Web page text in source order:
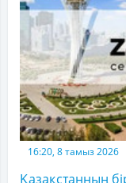
16:20, 8 тамыз 2026
Қазақстанның